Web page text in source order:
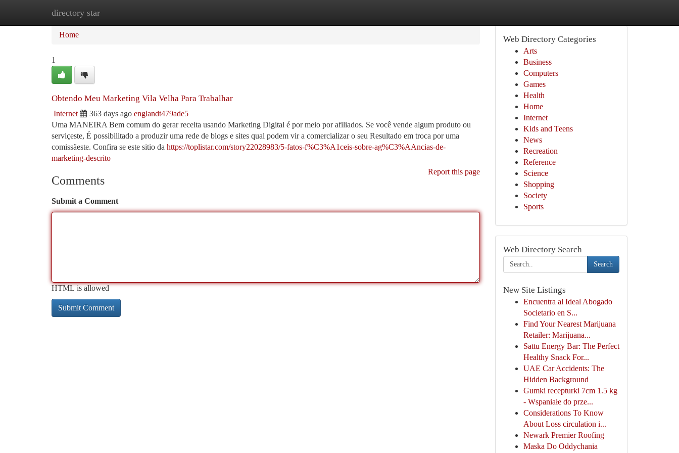
directory star
Home
Home
1
Obtendo Meu Marketing Vila Velha Para Trabalhar
Internet 363 days ago englandt479ade5
Uma MANEIRA Bem comum do gerar receita usando Marketing Digital é por meio por afiliados. Se você vende algum produto ou
serviçeste, É possibilitado a produzir uma rede de blogs e sites qual podem vir a comercializar o seu Resultado em troca por uma
comissãeste. Confira se este sitio da https://toplistar.com/story22028983/5-fatos-f%C3%A1ceis-sobre-ag%C3%AAncias-de-
marketing-descrito
Report this page
Comments
Submit a Comment
HTML is allowed
Web Directory Categories
Arts
Business
Computers
Games
Health
Home
Internet
Kids and Teens
News
Recreation
Reference
Science
Shopping
Society
Sports
Web Directory Search
Search
New Site Listings
Encuentra al Ideal Abogado
Societario en S...
Find Your Nearest Marijuana
Retailer: Marijuana...
Sattu Energy Bar: The Perfect
Healthy Snack For...
UAE Car Accidents: The
Hidden Background
Gumki recepturki 7cm 1.5 kg
- Wspaniałe do prze...
Considerations To Know
About Loss circulation i...
Newark Premier Roofing
Maska Do Oddychania